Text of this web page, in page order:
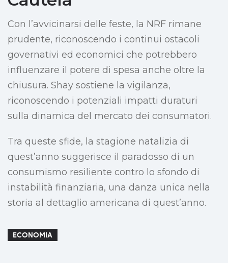
Con l’avvicinarsi delle feste, la NRF rimane
prudente, riconoscendo i continui ostacoli
governativi ed economici che potrebbero
influenzare il potere di spesa anche oltre la
chiusura. Shay sostiene la vigilanza,
riconoscendo i potenziali impatti duraturi
sulla dinamica del mercato dei consumatori.
Tra queste sfide, la stagione natalizia di
quest’anno suggerisce il paradosso di un
consumismo resiliente contro lo sfondo di
instabilità finanziaria, una danza unica nella
storia al dettaglio americana di quest’anno.
ECONOMIA